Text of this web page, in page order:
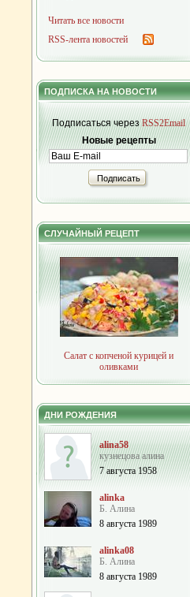
Читать все новости
RSS-лента новостей
ПОДПИСКА НА НОВОСТИ
Подписаться черезRSS2Email
Новые рецепты
Подписать
СЛУЧАЙНЫЙ РЕЦЕПТ
Салат с копченой курицей и
оливками
ДНИ РОЖДЕНИЯ
alina58
кузнецова алина
7 августа 1958
alinka
Б. Алина
8 августа 1989
alinka08
Б. Алина
8 августа 1989